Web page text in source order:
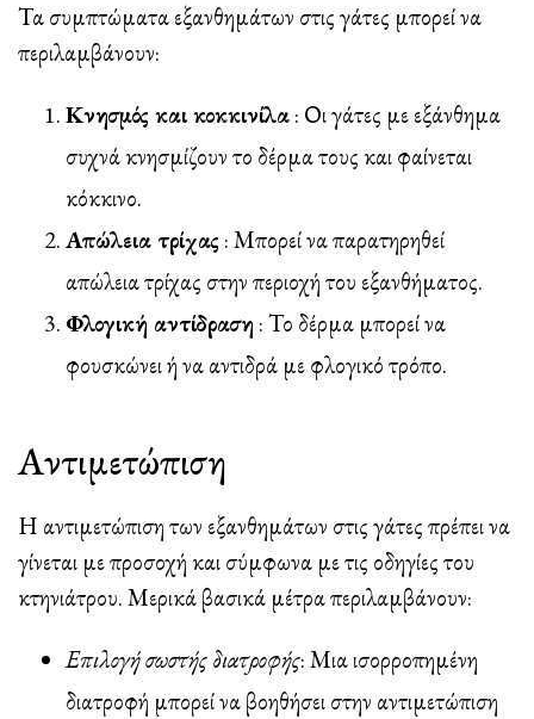
Τα συμπτώματα εξανθημάτων στις γάτες μπορεί να
περιλαμβάνουν:
Κνησμός και κοκκινίλα: Οι γάτες με εξάνθημα
συχνά κνησμίζουν το δέρμα τους και φαίνεται
κόκκινο.
Απώλεια τρίχας : Μπορεί να παρατηρηθεί
απώλεια τρίχας στην περιοχή του εξανθήματος.
Φλογική αντίδραση : Το δέρμα μπορεί να
φουσκώνει ή να αντιδρά με φλογικό τρόπο.
Αντιμετώπιση
Η αντιμετώπιση των εξανθημάτων στις γάτες πρέπει να
γίνεται με προσοχή και σύμφωνα με τις οδηγίες του
κτηνιάτρου. Μερικά βασικά μέτρα περιλαμβάνουν:
Επιλογή σωστής διατροφής: Μια ισορροπημένη
διατροφή μπορεί να βοηθήσει στην αντιμετώπιση